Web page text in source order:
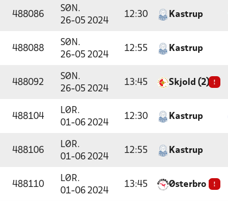
488086
SØN.
26-05 2024
12:30 Kastrup
488088
SØN.
26-05 2024
12:55 Kastrup
488092
SØN.
26-05 2024
13:45 Skjold (2) !
488104
LØR.
01-06 2024
12:30 Kastrup
488106
LØR.
01-06 2024
12:55 Kastrup
488110
LØR.
01-06 2024
13:45 Østerbro IF!